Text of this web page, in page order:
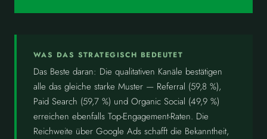
WAS DAS STRATEGISCH BEDEUTET
Das Beste daran: Die qualitativen Kanäle bestätigen
alle das gleiche starke Muster — Referral (59,8 %),
Paid Search (59,7 %) und Organic Social (49,9 %)
erreichen ebenfalls Top-Engagement-Raten. Die
Reichweite über Google Ads schafft die Bekanntheit,